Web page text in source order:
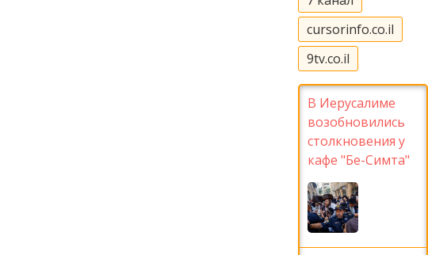
cursorinfo.co.il
9tv.co.il
В Иерусалиме
возобновились
столкновения у
кафе "Бе-Симта"